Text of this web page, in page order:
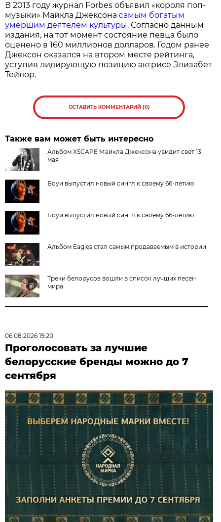
В 2013 году журнал Forbes объявил «короля поп-
музыки» Майкла Джексонасамым богатым
умершим деятелем культуры. Согласно данным
издания, на тот момент состояние певца было
оценено в 160 миллионов долларов. Годом ранее
Джексон оказался на втором месте рейтинга,
уступив лидирующую позицию актрисе Элизабет
Тейлор.
ОСТАВИТЬ КОММЕНТАРИЙ (0)
Также вам может быть интересно
Альбом XSCAPE Майкла Джексона увидит свет 13
мая
Боуи выпустил новый сингл к своему 66-летию
Боуи выпустил новый сингл к своему 66-летию
Альбом Eagles cтал самым продаваемым в истории
Треки белорусов вошли в список лучших песен
мира
06.08.2026 19:20
Проголосовать за лучшие
белорусские бренды можно до 7
сентября